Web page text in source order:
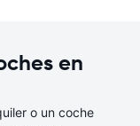
en
o un coche